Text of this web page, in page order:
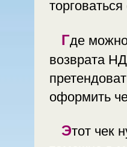
Где можно, пользуйтесь системой
возврата
оформить
Этот чек нужно проштамповать на